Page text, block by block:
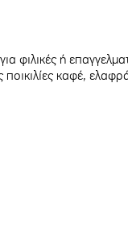
φιλικές ή
ποικιλίες καφέ,